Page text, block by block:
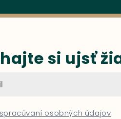
si ujsť
osobných údajov